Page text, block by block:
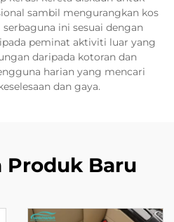
sambil mengurangkan kos
ini sesuai dengan
peminat aktiviti luar yang
daripada kotoran dan
harian yang mencari
dan gaya.
Produk Baru